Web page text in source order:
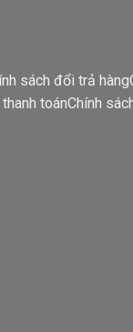
sách đổi trả hàng
toánChính